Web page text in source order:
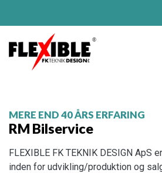
hovedindhold
MERE END 40 ÅRS ERFARING
RM Bilservice
FLEXIBLE FK TEKNIK DESIGN ApS
inden for udvikling/produktion og